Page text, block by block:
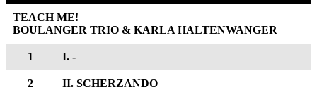
TEACH ME!
BOULANGER TRIO & KARLA HALTENWANGER
1 I. -
2 II. SCHERZANDO